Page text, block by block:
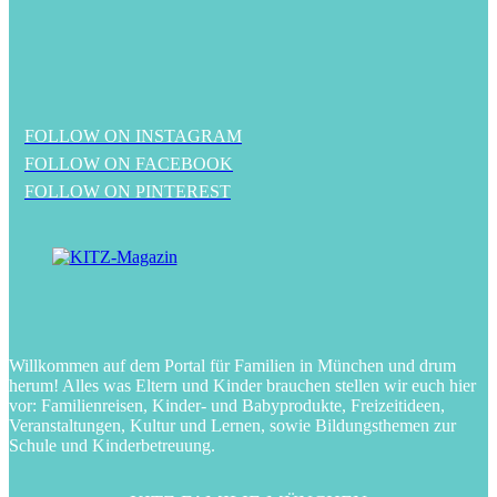
FOLLOW ON INSTAGRAM
FOLLOW ON FACEBOOK
FOLLOW ON PINTEREST
Willkommen auf dem Portal für Familien in München und drum
herum! Alles was Eltern und Kinder brauchen stellen wir euch hier
vor: Familienreisen, Kinder- und Babyprodukte, Freizeitideen,
Veranstaltungen, Kultur und Lernen, sowie Bildungsthemen zur
Schule und Kinderbetreuung.